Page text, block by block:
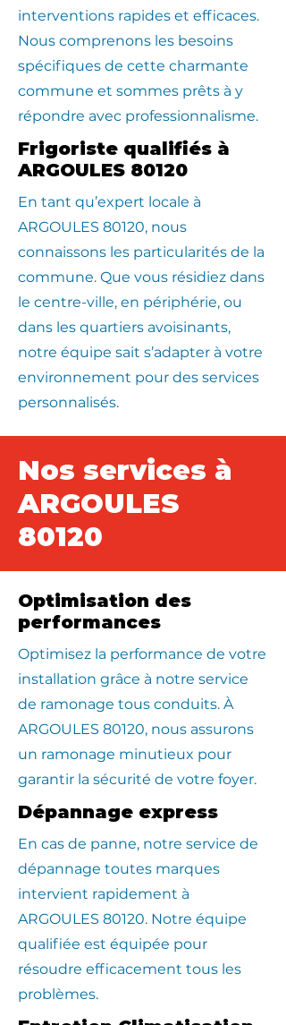
interventions rapides et efficaces.
Nous comprenons les besoins
spécifiques de cette charmante
commune et sommes prêts à y
répondre avec professionnalisme.
Frigoriste qualifiés à
ARGOULES 80120
En tant qu’expert locale à
ARGOULES 80120, nous
connaissons les particularités de la
commune. Que vous résidiez dans
le centre-ville, en périphérie, ou
dans les quartiers avoisinants,
notre équipe sait s’adapter à votre
environnement pour des services
personnalisés.
Nos services à
ARGOULES
80120
Optimisation des
performances
Optimisez la performance de votre
installation grâce à notre service
de ramonage tous conduits. À
ARGOULES 80120, nous assurons
un ramonage minutieux pour
garantir la sécurité de votre foyer.
Dépannage express
En cas de panne, notre service de
dépannage toutes marques
intervient rapidement à
ARGOULES 80120. Notre équipe
qualifiée est équipée pour
résoudre efficacement tous les
problèmes.